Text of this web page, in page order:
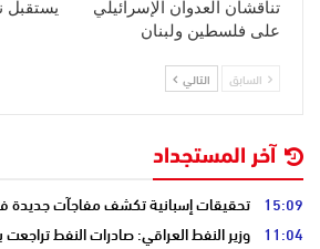
تناقشان العدوان الإسرائيلي
على فلسطين ولبنان
يستقبل
السابق التالي
آخر المستجداد
15:09 تحقيقات إسبانية تكشف مفاجآت جديدة
11:04 وزير النفط العراقي: صادرات النفط تراجعت بنسبة 75% بسبب